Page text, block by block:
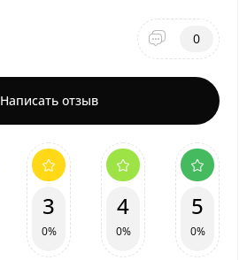
0
Написать отзыв
3
0%
4
0%
5
0%